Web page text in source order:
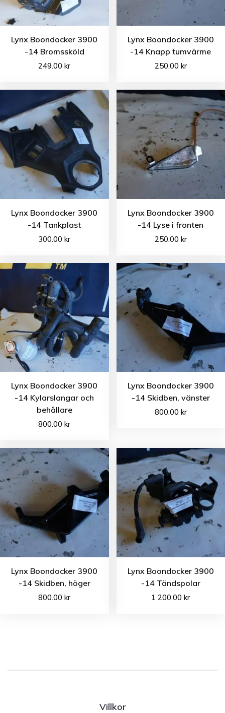
Lynx Boondocker 3900
-14 Bromssköld
249.00kr
Lynx Boondocker 3900
-14 Knapp tumvärme
250.00 kr
Lynx Boondocker 3900
-14 Tankplast
300.00kr
Lynx Boondocker 3900
-14 Lyse i fronten
250.00 kr
Lynx Boondocker 3900
-14 Kylarslangar och
behållare
800.00kr
Lynx Boondocker 3900
-14 Skidben, vänster
800.00 kr
Lynx Boondocker 3900
-14 Skidben, höger
800.00kr
Lynx Boondocker 3900
-14 Tändspolar
1 200.00kr
Villkor